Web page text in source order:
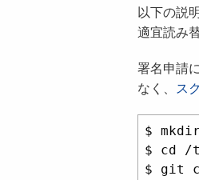
以下の説
適宜読み
署名申請
なく、
ス
$
$ cd /